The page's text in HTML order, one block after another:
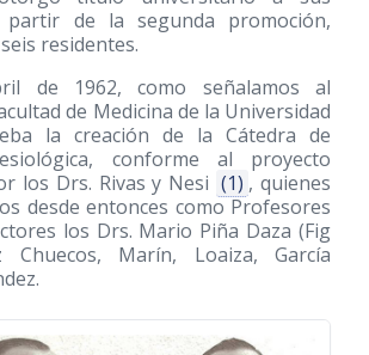
partir de la segunda promoción,
residentes.
de 1962, como señalamos al
de Medicina de la Universidad
la creación de la Cátedra de
conforme al proyecto
los Drs. Rivas y Nesi (1) , quienes
desde entonces como Profesores
los Drs. Mario Piña Daza (Fig
Chuecos, Marín, Loaiza, García